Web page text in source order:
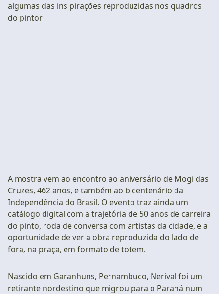
algumas das ins pirações reproduzidas nos quadros
do pintor
A mostra vem ao encontro ao aniversário de Mogi das
Cruzes, 462 anos, e também ao bicentenário da
Independência do Brasil. O evento traz ainda um
catálogo digital com a trajetória de 50 anos de carreira
do pinto, roda de conversa com artistas da cidade, e a
oportunidade de ver a obra reproduzida do lado de
fora, na praça, em formato de totem.
Nascido em Garanhuns, Pernambuco, Nerival foi um
retirante nordestino que migrou para o Paraná num